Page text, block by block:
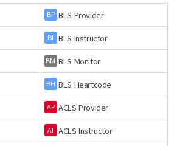
BP BLS Provider
BI BLS Instructor
BM BLS Monitor
BH BLS Heartcode
AP ACLS Provider
AI ACLS Instructor